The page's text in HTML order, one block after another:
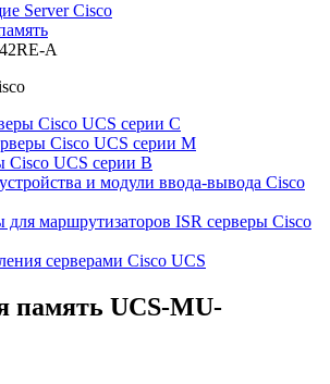
Server Cisco
A
Cisco UCS серии C
Cisco UCS серии M
Cisco UCS серии B
и модули ввода-вывода Cisco
для маршрутизаторов ISR серверы Cisco
серверами Cisco UCS
память UCS-MU-